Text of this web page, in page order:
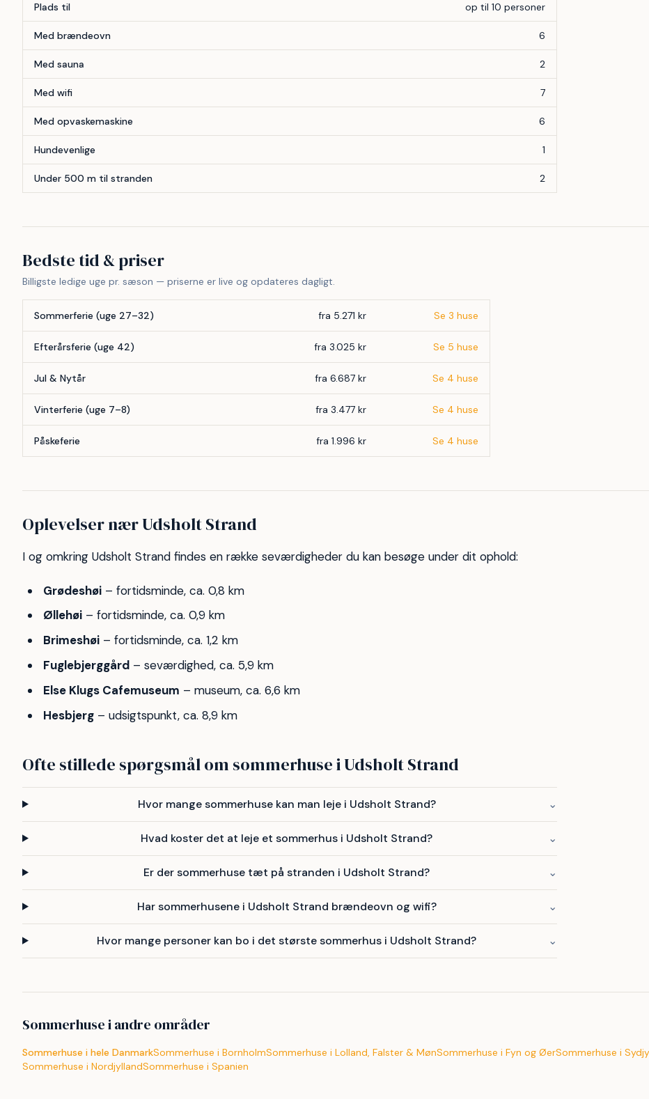
Plads til op til 10 personer
Med brændeovn 6
Med sauna 2
Med wifi 7
Med opvaskemaskine 6
Hundevenlige 1
Under 500 m til stranden 2
Bedste tid & priser
Billigste ledige uge pr. sæson — priserne er live og opdateres dagligt.
Sommerferie (uge 27–32) fra 5.271 kr Se 3 huse
Efterårsferie (uge 42) fra 3.025 kr Se 5 huse
Jul & Nytår fra 6.687 kr Se 4 huse
Vinterferie (uge 7–8) fra 3.477 kr Se 4 huse
Påskeferie fra 1.996 kr Se 4 huse
Oplevelser nær Udsholt Strand
I og omkring Udsholt Strand findes en række seværdigheder du kan besøge under dit ophold:
Grødeshøi– fortidsminde, ca. 0,8 km
Øllehøi– fortidsminde, ca. 0,9 km
Brimeshøi– fortidsminde, ca. 1,2 km
Fuglebjerggård– seværdighed, ca. 5,9 km
Else Klugs Cafemuseum – museum, ca. 6,6 km
Hesbjerg– udsigtspunkt, ca. 8,9 km
Ofte stillede spørgsmål om sommerhuse i Udsholt Strand
Hvor mange sommerhuse kan man leje i Udsholt Strand? ⌄
Hvad koster det at leje et sommerhus i Udsholt Strand? ⌄
Er der sommerhuse tæt på stranden i Udsholt Strand? ⌄
Har sommerhusene i Udsholt Strand brændeovn og wifi? ⌄
Hvor mange personer kan bo i det største sommerhus i Udsholt Strand? ⌄
Sommerhuse i andre områder
Sommerhuse i hele DanmarkSommerhuse i BornholmSommerhuse i Lolland, Falster & MønSommerhuse i Fyn og ØerSommerhuse i
Sommerhuse i NordjyllandSommerhuse i Spanien